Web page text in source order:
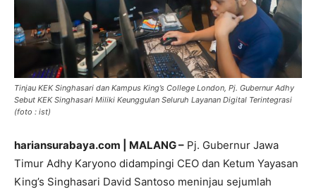
Tinjau KEK Singhasari dan Kampus King’s College London, Pj. Gubernur Adhy
Sebut KEK Singhasari Miliki Keunggulan Seluruh Layanan Digital Terintegrasi
(foto : ist)
hariansurabaya.com | MALANG – Pj. Gubernur Jawa
Timur Adhy Karyono didampingi CEO dan Ketum Yayasan
King’s Singhasari David Santoso meninjau sejumlah